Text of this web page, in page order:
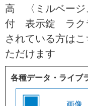
高 〈ミルベー
付 表示錠 ラク
されている方は
ただけます
各種データ・ライブ